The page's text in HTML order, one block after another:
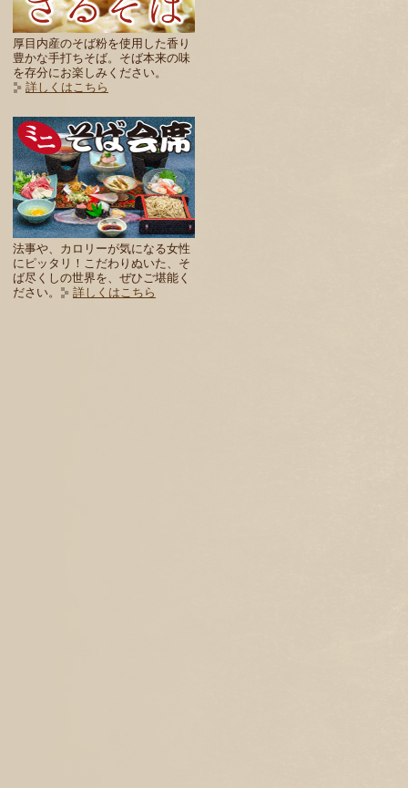
厚目内産のそば粉を使用した香り
豊かな手打ちそば。そば本来の味
を存分にお楽しみください。
詳しくはこちら
法事や、カロリーが気になる女性
にピッタリ！こだわりぬいた、そ
ば尽くしの世界を、ぜひご堪能く
ださい。
詳しくはこちら